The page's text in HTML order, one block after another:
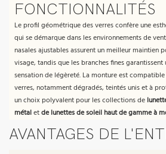
FONCTIONNALITÉS
Le profil géométrique des verres confère une
qui se démarque dans les environnements de
nasales ajustables assurent un meilleur maintien
visage, tandis que les branches fines
sensation de légèreté. La monture est
verres, notamment dégradés, teintés unis et à
un choix polyvalent pour les collections de
métaletde lunettes de soleil haut de gamme à
AVANTAGES DE